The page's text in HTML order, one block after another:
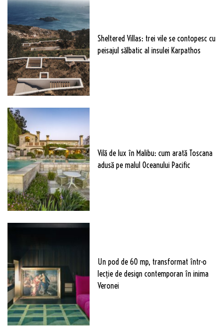
Sheltered Villas: trei vile se contopesc cu
peisajul sălbatic al insulei Karpathos
Vilă de lux în Malibu: cum arată Toscana
adusă pe malul Oceanului Pacific
Un pod de 60 mp, transformat într-o
lecție de design contemporan în inima
Veronei